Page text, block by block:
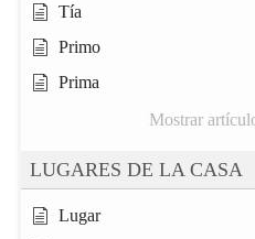
Tía
Primo
Prima
Mostrar
LUGARES DE LA CASA
Lugar